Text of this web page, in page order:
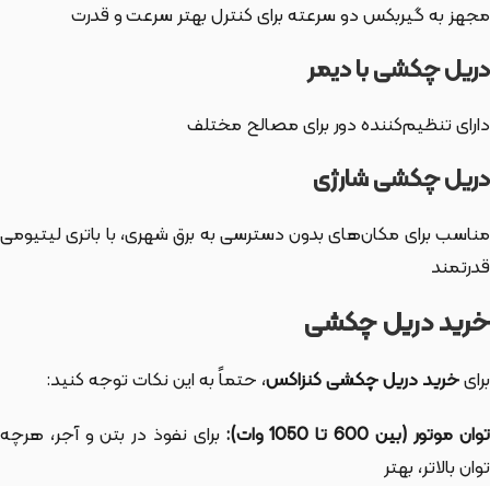
مجهز به گیربکس دو سرعته برای کنترل بهتر سرعت و قدرت
دریل چکشی با دیمر
دارای تنظیم‌کننده دور برای مصالح مختلف
دریل چکشی شارژی
مناسب برای مکان‌های بدون دسترسی به برق شهری، با باتری لیتیومی
قدرتمند
خرید دریل چکشی
برایخرید دریل چکشی کنزاکس، حتماً به این نکات توجه کنید:
توان موتور (بین 600 تا 1050 وات):
برای نفوذ در بتن و آجر، هرچه
توان بالاتر، بهتر